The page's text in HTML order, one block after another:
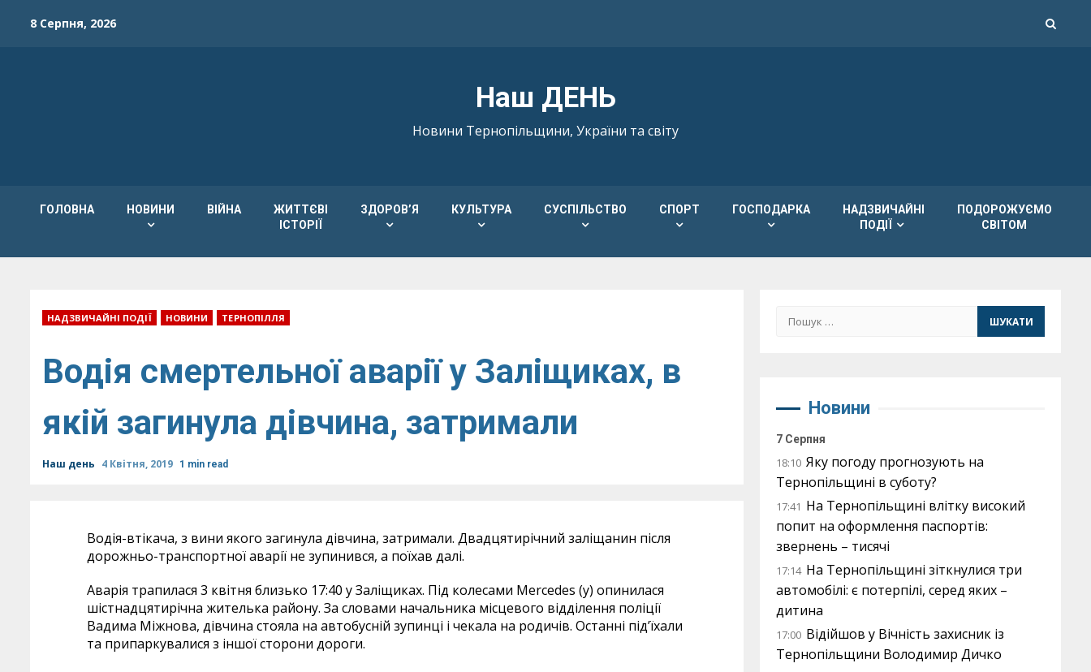
8 Серпня, 2026
Наш ДЕНЬ
Новини Тернопільщини, України та світу
ГОЛОВНА НОВИНИ ВІЙНА
ЖИТТЄВІ
ІСТОРІЇ
ЗДОРОВ’Я КУЛЬТУРА СУСПІЛЬСТВО СПОРТ ГОСПОДАРКА
НАДЗВИЧАЙНІ
ПОДІЇ
ПОДОРОЖУЄМО
СВІТОМ
НАДЗВИЧАЙНІ ПОДІЇ НОВИНИ ТЕРНОПІЛЛЯ
Водія смертельної аварії у Заліщиках, в
якій загинула дівчина, затримали
Наш день 4 Квітня, 2019 1 min read
Водія-втікача, з вини якого загинула дівчина, затримали. Двадцятирічний заліщанин після
дорожньо-транспортної аварії не зупинився, а поїхав далі.
Аварія трапилася 3 квітня близько 17:40 у Заліщиках. Під колесами Mercedes (у) опинилася
шістнадцятирічна жителька району. За словами начальника місцевого відділення поліції
Вадима Міжнова, дівчина стояла на автобусній зупинці і чекала на родичів. Останні під’їхали
та припаркувалися з іншої сторони дороги.
Пошук:
Новини
7 Серпня
18:10 Яку погоду прогнозують на
Тернопільщині в суботу?
17:41 На Тернопільщині влітку високий
попит на оформлення паспортів:
звернень – тисячі
17:14 На Тернопільщині зіткнулися три
автомобілі: є потерпілі, серед яких –
дитина
17:00 Відійшов у Вічність захисник із
Тернопільщини Володимир Дичко